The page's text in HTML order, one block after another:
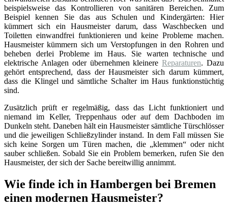
beispielsweise das Kontrollieren von sanitären Bereichen. Zum
Beispiel kennen Sie das aus Schulen und Kindergärten: Hier
kümmert sich ein Hausmeister darum, dass Waschbecken und
Toiletten einwandfrei funktionieren und keine Probleme machen.
Hausmeister kümmern sich um Verstopfungen in den Rohren und
beheben derlei Probleme im Haus. Sie warten technische und
elektrische Anlagen oder übernehmen kleinereReparaturen. Dazu
gehört entsprechend, dass der Hausmeister sich darum kümmert,
dass die Klingel und sämtliche Schalter im Haus funktionstüchtig
sind.
Zusätzlich prüft er regelmäßig, dass das Licht funktioniert und
niemand im Keller, Treppenhaus oder auf dem Dachboden im
Dunkeln steht. Daneben hält ein Hausmeister sämtliche Türschlösser
und die jeweiligen Schließzylinder instand. In dem Fall müssen Sie
sich keine Sorgen um Türen machen, die „klemmen“ oder nicht
sauber schließen. Sobald Sie ein Problem bemerken, rufen Sie den
Hausmeister, der sich der Sache bereitwillig annimmt.
Wie finde ich in Hambergen bei Bremen
einen modernen Hausmeister?